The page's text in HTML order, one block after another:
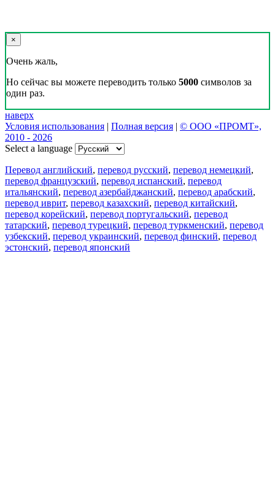
×
Очень жаль,
Но сейчас вы можете переводить только 5000 символов за
один раз.
наверх
Условия использования | Полная версия | © ООО «ПРОМТ»,
2010 - 2026
Select a language
Перевод английский, перевод русский, перевод немецкий,
перевод французский, перевод испанский, перевод
итальянский, перевод азербайджанский, перевод арабский,
перевод иврит, перевод казахский, перевод китайский,
перевод корейский, перевод португальский, перевод
татарский, перевод турецкий, перевод туркменский, перевод
узбекский, перевод украинский, перевод финский, перевод
эстонский, перевод японский